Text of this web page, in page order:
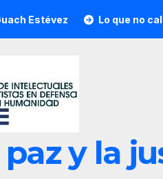
Lo que no calcularon,
y la